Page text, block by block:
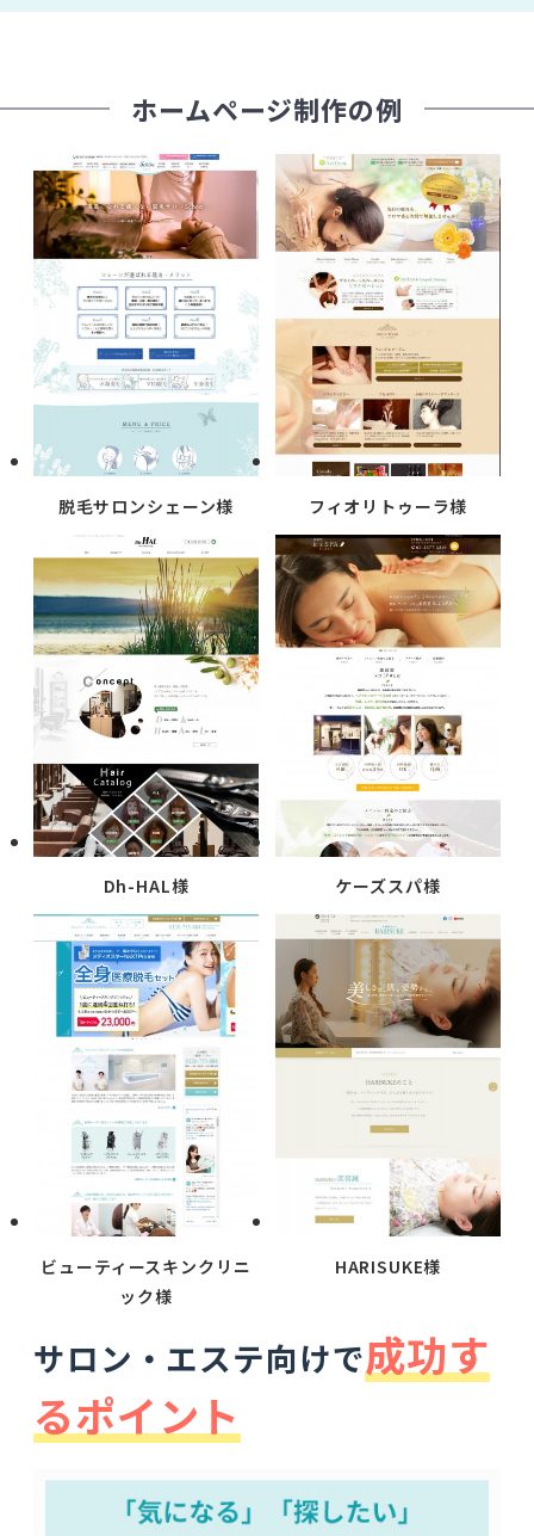
ホームページ制作の例
脱毛サロンシェーン様 フィオリトゥーラ様
Dh-HAL様 ケーズスパ様
ビューティースキンクリニ
ック様
HARISUKE様
サロン・エステ向けで成功す
るポイント